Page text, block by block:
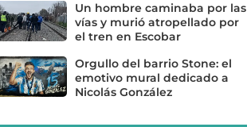
Un hombre caminaba por las
vías y murió atropellado por
el tren en Escobar
Orgullo del barrio Stone: el
emotivo mural dedicado a
Nicolás González